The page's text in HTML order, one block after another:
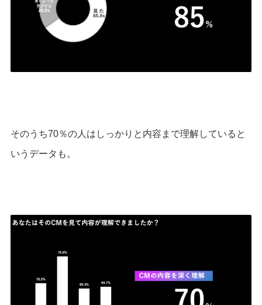
そのうち70％の人はしっかりと内容まで理解していると
いうデータも。